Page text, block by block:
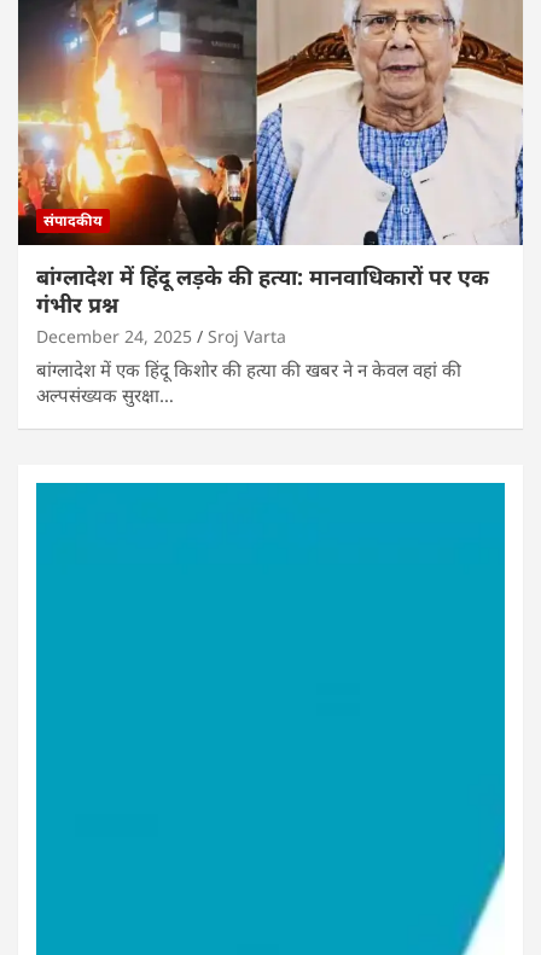
संपादकीय
बांग्लादेश में हिंदू लड़के की हत्या: मानवाधिकारों पर एक
गंभीर प्रश्न
December 24, 2025 Sroj Varta
बांग्लादेश में एक हिंदू किशोर की हत्या की खबर ने न केवल वहां की
अल्पसंख्यक सुरक्षा…